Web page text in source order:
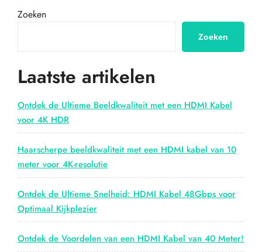
weten
eARC-
Optimaal
voor
jouw
Zoeken
Zoeken
Laatste artikelen
Ontdek de Ultieme Beeldkwaliteit met een HDMI Kabel
voor 4K HDR
Haarscherpe beeldkwaliteit met een HDMI kabel van 10
meter voor 4K-resolutie
Ontdek de Ultieme Snelheid: HDMI Kabel 48Gbps voor
Optimaal Kijkplezier
Ontdek de Voordelen van een HDMI Kabel van 40 Meter!